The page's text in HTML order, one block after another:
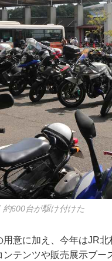
約600台が駆け付けた
用意に加え、今年はJR
テンツや販売展示ブー